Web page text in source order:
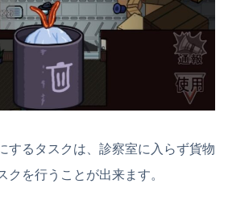
するタスクは、診察室に入らず貨物
クを行うことが出来ます。